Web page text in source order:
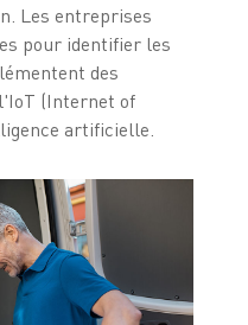
Les entreprises
pour identifier les
des
(Internet of
artificielle.